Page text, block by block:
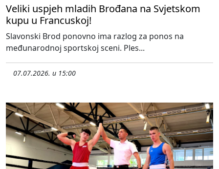
Veliki uspjeh mladih Brođana na Svjetskom
kupu u Francuskoj!
Slavonski Brod ponovno ima razlog za ponos na
međunarodnoj sportskoj sceni. Ples...
07.07.2026. u 15:00